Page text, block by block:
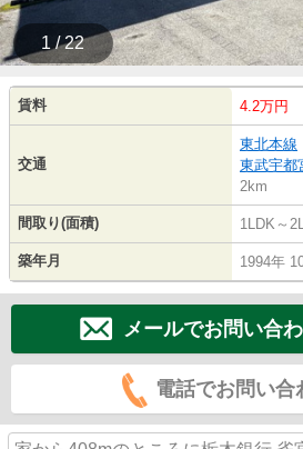
1 / 22
賃料 4.2万円
交通
東北本線
東武宇都
2km
間取り(面積) 1LDK～
築年月 1994年
メールでお問い合
電話でお問い合